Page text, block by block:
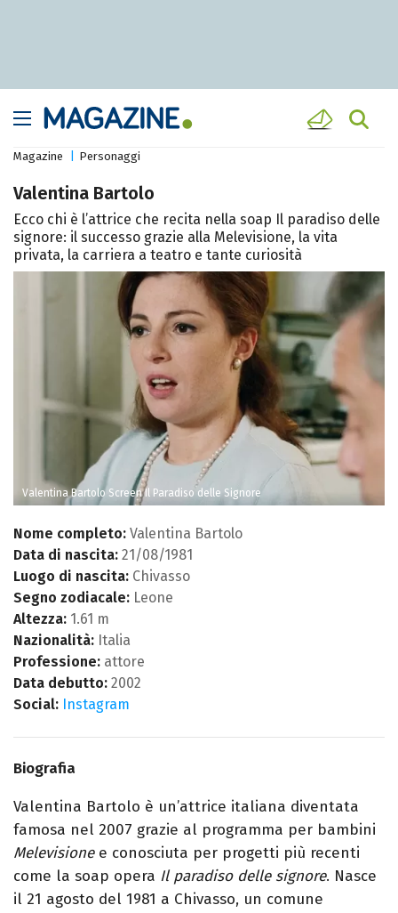
Magazine Personaggi
Valentina Bartolo
Ecco chi è l’attrice che recita nella soap Il paradiso delle
signore: il successo grazie alla Melevisione, la vita
privata, la carriera a teatro e tante curiosità
Valentina Bartolo Screen Il Paradiso delle Signore
Nome completo: Valentina Bartolo
Data di nascita: 21/08/1981
Luogo di nascita: Chivasso
Segno zodiacale: Leone
Altezza: 1.61 m
Nazionalità: Italia
Professione: attore
Data debutto: 2002
Social: Instagram
Biografia
Valentina Bartolo è un’attrice italiana diventata
famosa nel 2007 grazie al programma per bambini
Melevisionee conosciuta per progetti più recenti
come la soap opera Il paradiso delle signore. Nasce
il 21 agosto del 1981 a Chivasso, un comune